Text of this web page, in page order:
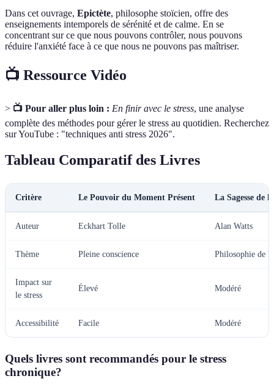
Dans cet ouvrage, Epictète, philosophe stoïcien, offre des
enseignements intemporels de sérénité et de calme. En se
concentrant sur ce que nous pouvons contrôler, nous pouvons
réduire l'anxiété face à ce que nous ne pouvons pas maîtriser.
📺 Ressource Vidéo
> 📺 Pour aller plus loin : En finir avec le stress, une analyse
complète des méthodes pour gérer le stress au quotidien. Recherchez
sur YouTube : "techniques anti stress 2026".
Tableau Comparatif des Livres
Critère Le Pouvoir du Moment Présent La Sagesse de
Auteur Eckhart Tolle Alan Watts
Thème Pleine conscience Philosophie de
Impact sur
le stress
Élevé Modéré
Accessibilité Facile Modéré
Quels livres sont recommandés pour le stress
chronique?